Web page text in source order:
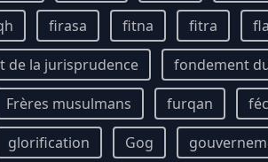
firasa fitna fitra
de la jurisprudence fondement
Frères musulmans furqan
glorification Gog